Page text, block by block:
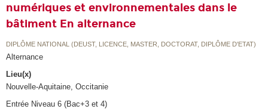
numériques et environnementales dans le
bâtiment En alternance
DIPLÔME NATIONAL (DEUST, LICENCE, MASTER, DOCTORAT, DIPLÔME D'ETAT)
Alternance
Lieu(x)
Nouvelle-Aquitaine, Occitanie
Entrée Niveau 6 (Bac+3 et 4)